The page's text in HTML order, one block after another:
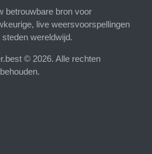
betrouwbare bron voor
live weersvoorspellingen
steden wereldwijd.
© 2026. Alle rechten